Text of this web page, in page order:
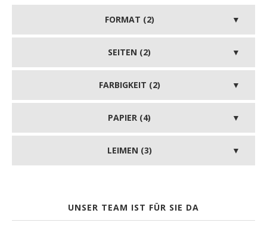
FORMAT (2)
SEITEN (2)
FARBIGKEIT (2)
PAPIER (4)
LEIMEN (3)
UNSER TEAM IST FÜR SIE DA